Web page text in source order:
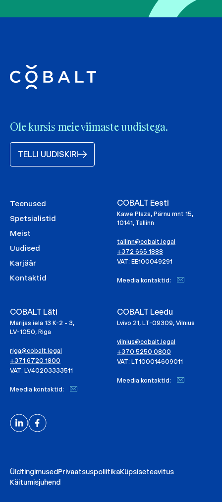
Ole kursis meie viimaste uudistega.
TELLI UUDISKIRI
Teenused
Spetsialistid
Meist
Uudised
Karjäär
Kontaktid
COBALT Eesti
Kawe Plaza, Pärnu mnt 15,
10141, Tallinn
tallinn@cobalt.legal
+372 665 1888
VAT: EE100049291
Meedia kontaktid:
COBALT Läti
Marijas iela 13 K-2 - 3,
LV-1050, Riga
riga@cobalt.legal
+371 6720 1800
VAT: LV40203333511
Meedia kontaktid:
COBALT Leedu
Lvivo 21, LT-09309, Vilnius
vilnius@cobalt.legal
+370 5250 0800
VAT: LT100014609011
Meedia kontaktid:
ÜldtingimusedPrivaatsuspoliitikaKüpsiseteavitus
Käitumisjuhend